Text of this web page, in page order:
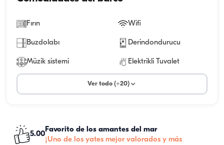
Fırın Wifi
Buzdolabı Derindondurucu
Müzik sistemi Elektrikli Tuvalet
Ver todo (+20)
5.00
Favorito de los amantes del mar
¡Uno de los yates mejor valorados y más